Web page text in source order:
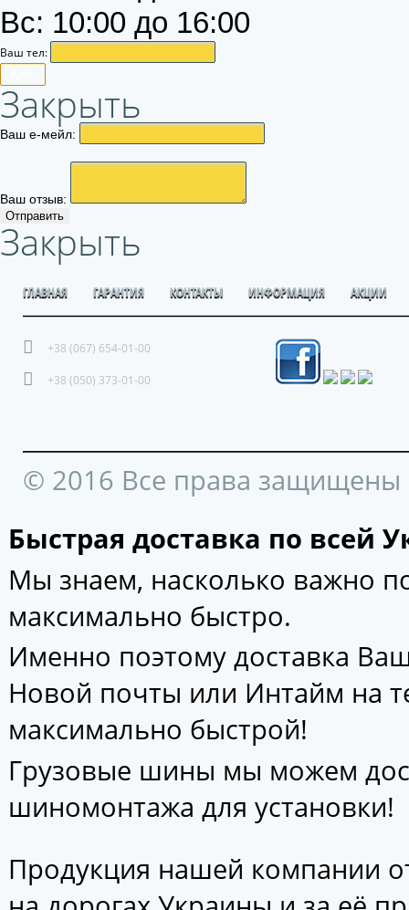
Вс: 10:00 до 16:00
Ваш тел:
Закрыть
Ваш е-мейл:
Ваш отзыв:
Отправить
Закрыть
ГЛАВНАЯ ГАРАНТИЯ КОНТАКТЫ ИНФОРМАЦИЯ АКЦИИ
+38 (067) 654-01-00
+38 (050) 373-01-00
© 2016 Все права защищены
Быстрая доставка по всей
Мы знаем, насколько важно
максимально быстро.
Именно поэтому доставка
Новой почты или Интайм на
максимально быстрой!
Грузовые шины мы можем
шиномонтажа для установки!
Продукция нашей компании